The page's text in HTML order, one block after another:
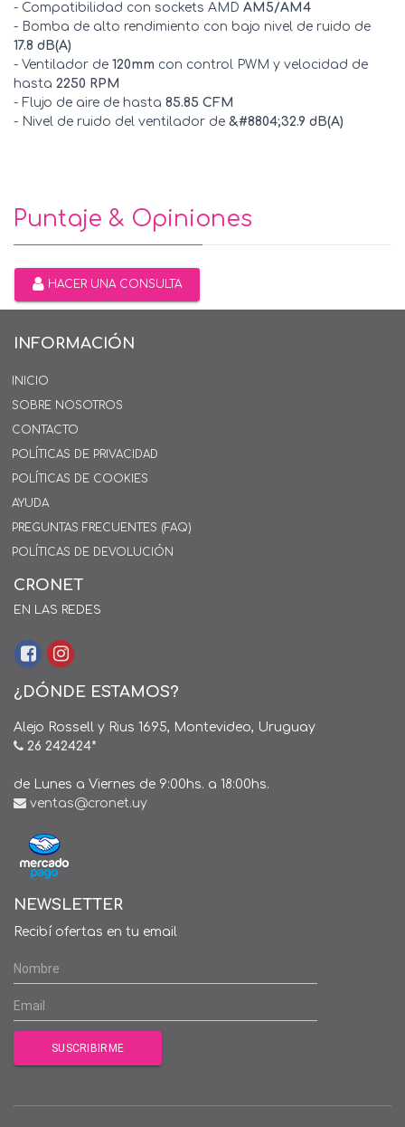
- Compatibilidad con sockets AMD AM5/AM4
- Bomba de alto rendimiento con bajo nivel de ruido de
17.8 dB(A)
- Ventilador de 120mm con control PWM y velocidad de
hasta 2250 RPM
- Flujo de aire de hasta 85.85 CFM
- Nivel de ruido del ventilador de &#8804;32.9 dB(A)
Puntaje & Opiniones
HACER UNA CONSULTA
INFORMACIÓN
INICIO
SOBRE NOSOTROS
CONTACTO
POLÍTICAS DE PRIVACIDAD
POLÍTICAS DE COOKIES
AYUDA
PREGUNTAS FRECUENTES (FAQ)
POLÍTICAS DE DEVOLUCIÓN
CRONET
EN LAS REDES
¿DÓNDE ESTAMOS?
Alejo Rossell y Rius 1695, Montevideo, Uruguay
26 242424*
de Lunes a Viernes de 9:00hs. a 18:00hs.
ventas@cronet.uy
NEWSLETTER
Recibí ofertas en tu email